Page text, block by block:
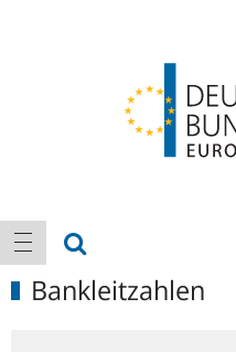
Hauptnavigation
Navigation anzeigen
Bankleitzahlen